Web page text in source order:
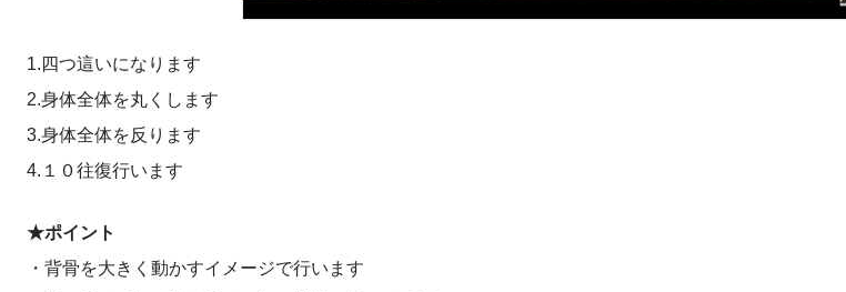
1.四つ這いになります
2.身体全体を丸くします
3.身体全体を反ります
4.１０往復行います
★ポイント
・背骨を大きく動かすイメージで行います